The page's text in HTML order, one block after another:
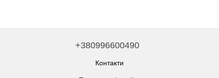
+380996600490
Контакти